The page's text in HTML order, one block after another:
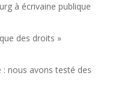
à écrivaine publique
des droits »
nous avons testé des